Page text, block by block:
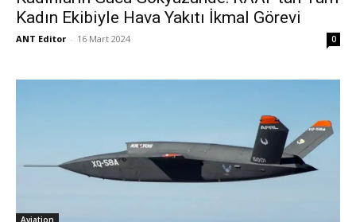
Kadın Ekibiyle Hava Yakıtı İkmal Görevi
ANT Editor - 16 Mart 2024 0
Aviation